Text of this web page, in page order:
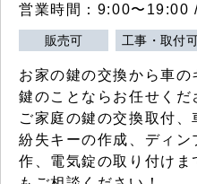
営業時間：9:00〜19:00
販売可 工事・取付
お家の鍵の交換から車の
鍵のことならお任せくだ
ご家庭の鍵の交換取付、
紛失キーの作成、ディ
作、電気錠の取り付け